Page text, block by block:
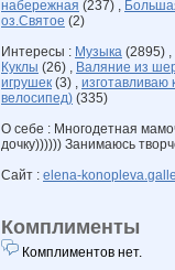
набережная (237) ,
оз.Святое (2)
Интересы : Музыка (2895) ,
Куклы (26) , Валяние из
игрушек (3) , изготавливаю
велосипед) (335)
О себе : Многодетная
дочку)))))) Занимаюсь
Сайт : elena-
Комплименты
Комплиментов нет.